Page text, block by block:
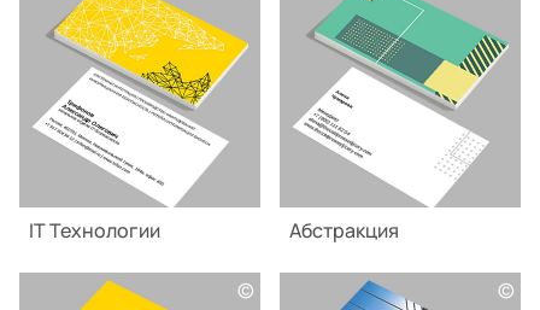
IT Технологии Абстракция
© ©